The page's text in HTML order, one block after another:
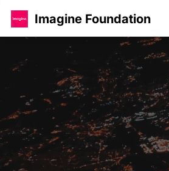
Imagine Foundation